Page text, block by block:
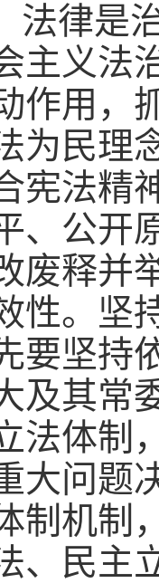
法律是
主义法
作用，
为民理
宪法精
、公开
废释并
性。坚
要坚持
及其常
法体制
大问题
制机制
、民主